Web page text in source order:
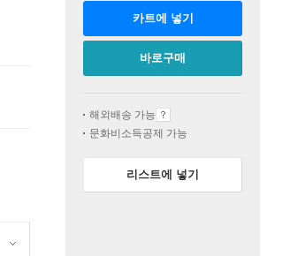
카트에 넣기
바로구매
해외배송 가능
문화비소득공제 가능
리스트에 넣기